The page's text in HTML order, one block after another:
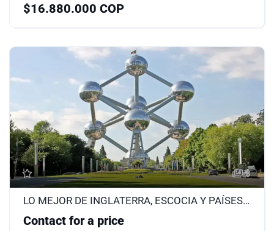
$16.880.000 COP
3
LO MEJOR DE INGLATERRA, ESCOCIA Y PAÍSES BAJOS 2026
Contact for a price